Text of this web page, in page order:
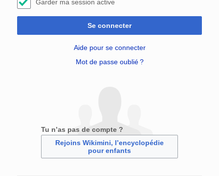
Garder ma session active
Se connecter
Aide pour se connecter
Mot de passe oublié ?
Tu n’as pas de compte ?
Rejoins Wikimini, l’encyclopédie
pour enfants